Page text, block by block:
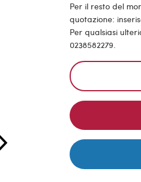
Per il resto del
quotazione:
Per qualsiasi
0238582279.